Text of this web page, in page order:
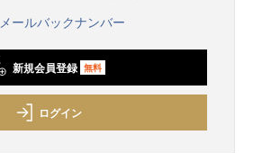
メールバックナンバー
新規会員登録 無料
ログイン